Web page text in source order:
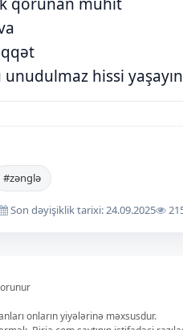
hissi
#zənglə
Son dəyişiklik tarixi: 24.09.2025
onların yiyələrinə məxsusdur.